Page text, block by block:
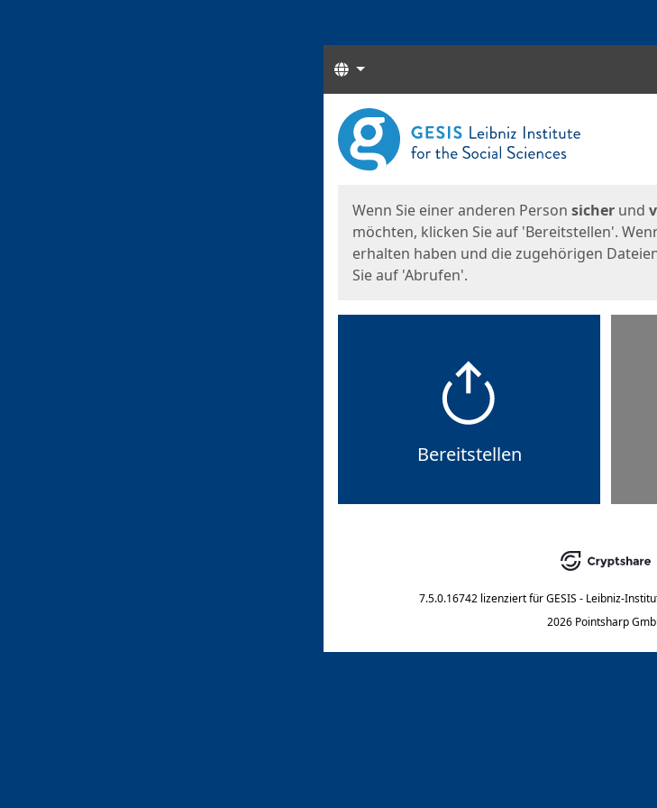
Sprachen
Start
Wenn Sie einer anderen Person sicher und
möchten, klicken Sie auf 'Bereitstellen'.
erhalten haben und die zugehörigen
Sie auf 'Abrufen'.
Bereitstellen
7.5.0.16742 lizenziert für GESIS - Leibniz-
2026 Pointsharp